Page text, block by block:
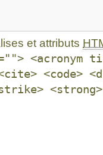
et attributs
<acronym
<code>
<strong>